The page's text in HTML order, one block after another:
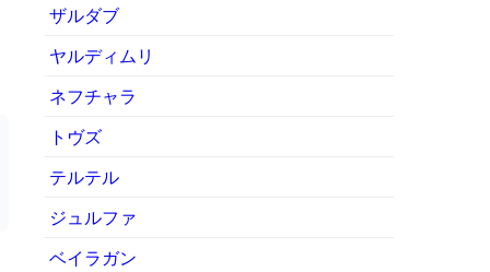
ザルダブ
ヤルディムリ
ネフチャラ
トヴズ
テルテル
ジュルファ
ベイラガン